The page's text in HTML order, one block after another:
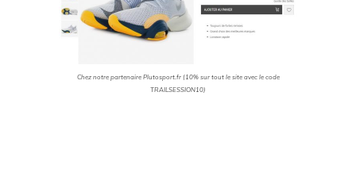
Chez notre partenaire Plutosport.fr (10% sur tout le site avec le code
TRAILSESSION10)